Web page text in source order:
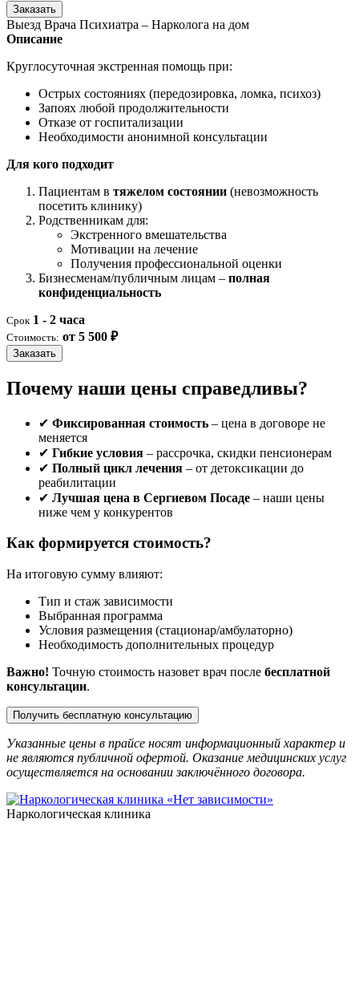
Заказать
Выезд Врача Психиатра – Нарколога на дом
Описание
Круглосуточная экстренная помощь при:
Острых состояниях (передозировка, ломка, психоз)
Запоях любой продолжительности
Отказе от госпитализации
Необходимости анонимной консультации
Для кого подходит
Пациентам в тяжелом состоянии (невозможность
посетить клинику)
Родственникам для:
Экстренного вмешательства
Мотивации на лечение
Получения профессиональной оценки
Бизнесменам/публичным лицам – полная
конфиденциальность
Срок 1 - 2 часа
Стоимость: от 5 500 ₽
Заказать
Почему наши цены справедливы?
✔ Фиксированная стоимость – цена в договоре не
меняется
✔ Гибкие условия – рассрочка, скидки пенсионерам
✔ Полный цикл лечения – от детоксикации до
реабилитации
✔ Лучшая цена в Сергиевом Посаде – наши цены
ниже чем у конкурентов
Как формируется стоимость?
На итоговую сумму влияют:
Тип и стаж зависимости
Выбранная программа
Условия размещения (стационар/амбулаторно)
Необходимость дополнительных процедур
Важно! Точную стоимость назовет врач после бесплатной
консультации.
Получить бесплатную консультацию
Указанные цены в прайсе носят информационный характер и
не являются публичной офертой. Оказание медицинских услуг
осуществляется на основании заключённого договора.
Наркологическая клиника